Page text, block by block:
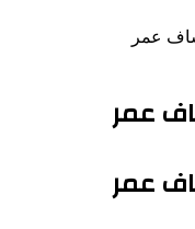
عمر
عمر
عمر